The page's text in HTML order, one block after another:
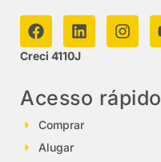
Creci 4110J
Acesso rápido
Comprar
Alugar